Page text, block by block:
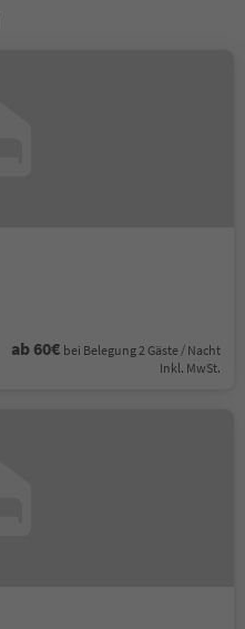
ab 60€ bei Belegung 2 Gäste / Nacht
Inkl. MwSt.